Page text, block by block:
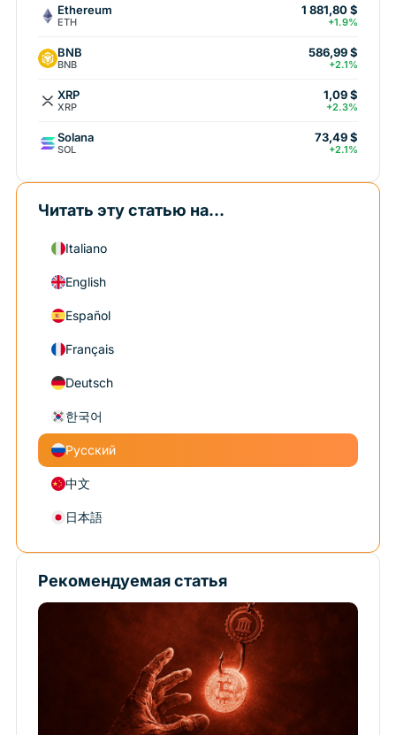
Ethereum
ETH
1 881,80 $
+1.9%
BNB
BNB
586,99 $
+2.1%
XRP
XRP
1,09 $
+2.3%
Solana
SOL
73,49 $
+2.1%
Читать эту статью на...
Italiano
English
Español
Français
Deutsch
한국어
Русский
中文
日本語
Рекомендуемая статья